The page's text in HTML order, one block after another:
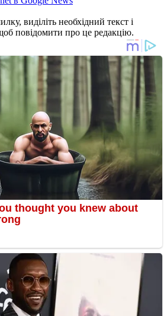
виділіть необхідний текст і
повідомити про це редакцію.